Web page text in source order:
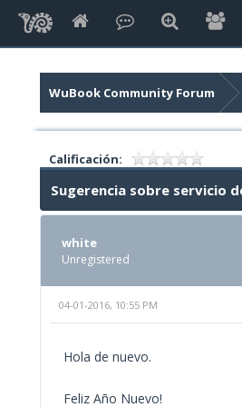
WuBook Community Forum
Calificación:
Sugerencia sobre servicio
white
Unregistered
04-01-2016, 10:55 PM
Hola de nuevo.
Feliz Año Nuevo!